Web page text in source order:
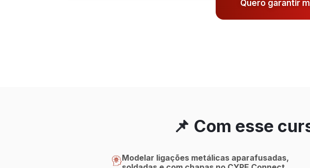
Quero garantir
📌 Com esse
Modelar ligações metálicas aparafusadas,